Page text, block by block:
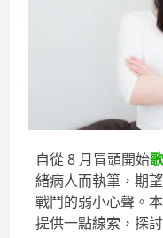
自從 8 月冒頭開始
緒病人而執筆，期
戰鬥的弱小心聲。
提供一點線索，探